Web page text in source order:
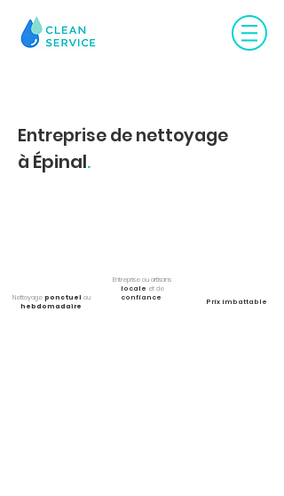
Entreprise de nettoyage
à Épinal.
Nettoyage ponctuel ou
hebdomadaire
Entreprise ou artisans
locale et de
confiance
Prix imbattable